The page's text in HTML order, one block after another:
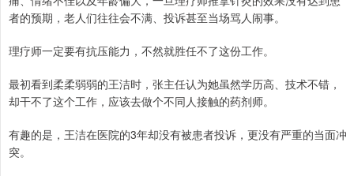
者的预期，老人们往往会不满、投诉甚至当场骂人闹事。
理疗师一定要有抗压能力，不然就胜任不了这份工作。
最初看到柔柔弱弱的王洁时，张主任认为她虽然学历高、技术不错，
却干不了这个工作，应该去做个不同人接触的药剂师。
有趣的是，王洁在医院的3年却没有被患者投诉，更没有严重的当面冲
突。